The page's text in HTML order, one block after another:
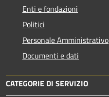
Enti e fondazioni
Politici
Personale Amministrativo
Documenti e dati
CATEGORIE DI SERVIZIO